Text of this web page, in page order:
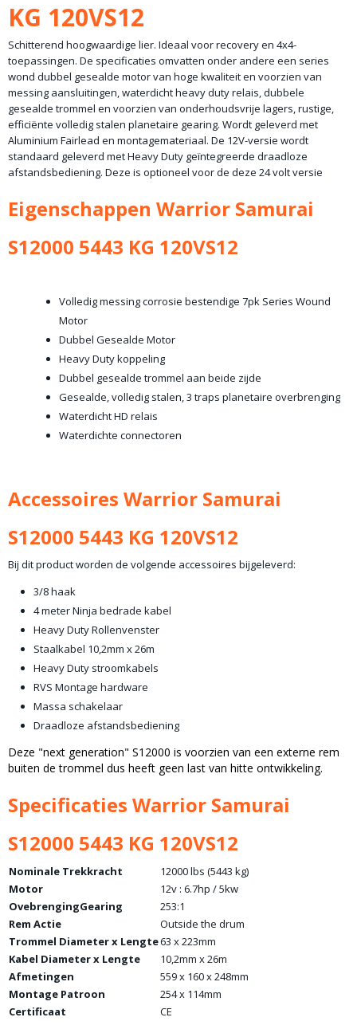
KG 120VS12
Schitterend hoogwaardige lier. Ideaal voor recovery en 4x4-
toepassingen. De specificaties omvatten onder andere een series
wond dubbel gesealde motor van hoge kwaliteit en voorzien van
messing aansluitingen, waterdicht heavy duty relais, dubbele
gesealde trommel en voorzien van onderhoudsvrije lagers, rustige,
efficiënte volledig stalen planetaire gearing. Wordt geleverd met
Aluminium Fairlead en montagemateriaal. De 12V-versie wordt
standaard geleverd met Heavy Duty geïntegreerde draadloze
afstandsbediening. Deze is optioneel voor de deze 24 volt versie
Eigenschappen Warrior Samurai
S12000 5443 KG 120VS12
Volledig messing corrosie bestendige 7pk Series Wound
Motor
Dubbel Gesealde Motor
Heavy Duty koppeling
Dubbel gesealde trommel aan beide zijde
Gesealde, volledig stalen, 3 traps planetaire overbrenging
Waterdicht HD relais
Waterdichte connectoren
Accessoires Warrior Samurai
S12000 5443 KG 120VS12
Bij dit product worden de volgende accessoires bijgeleverd:
3/8 haak
4 meter Ninja bedrade kabel
Heavy Duty Rollenvenster
Staalkabel 10,2mm x 26m
Heavy Duty stroomkabels
RVS Montage hardware
Massa schakelaar
Draadloze afstandsbediening
Deze "next generation" S12000 is voorzien van een externe rem
buiten de trommel dus heeft geen last van hitte ontwikkeling.
Specificaties Warrior Samurai
S12000 5443 KG 120VS12
Nominale Trekkracht
12000 lbs (5443 kg)
Motor
12v : 6.7hp / 5kw
OvebrengingGearing
253:1
Rem Actie
Outside the drum
Trommel Diameter x Lengte63 x 223mm
Kabel Diameter x Lengte
10,2mm x 26m
Afmetingen
559 x 160 x 248mm
Montage Patroon
254 x 114mm
Certificaat
CE